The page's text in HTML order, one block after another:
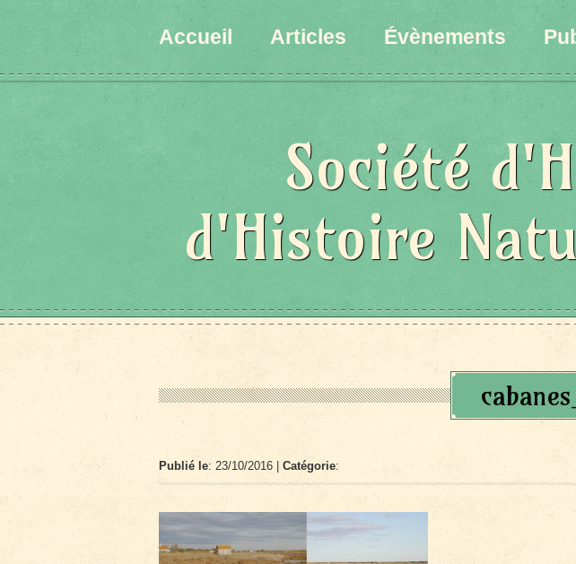
Accueil Articles Évènements
Société
d'Histoire
Publié le: 23/10/2016 | Catégorie: